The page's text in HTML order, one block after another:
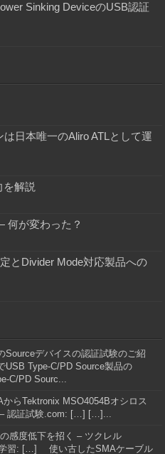
Sinking DeviceのUSB認証
日本唯一のAliro ATLとして運
を解説
何が変わった？
とDivider Mode対応製品への
Sourceデバイスの認証試験のご紹
Type-C/PD Source製品の
C/PD Sourc...
らTektronix MSO4054Bオシロス
– 認証試験.com: […] […]...
感度低下を招く – ツクレル
学習: […] 使い古したSMAケーブル